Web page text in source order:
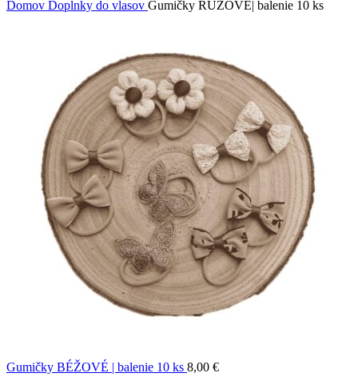
Domov Doplnky do vlasov Gumičky RUŽOVÉ| balenie 10 ks
Gumičky BÉŽOVÉ | balenie 10 ks 8,00 €